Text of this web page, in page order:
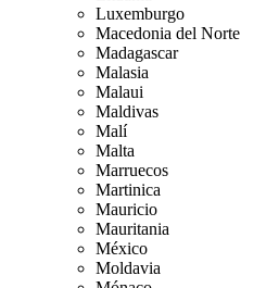
Luxemburgo
Macedonia del Norte
Madagascar
Malasia
Malaui
Maldivas
Malí
Malta
Marruecos
Martinica
Mauricio
Mauritania
México
Moldavia